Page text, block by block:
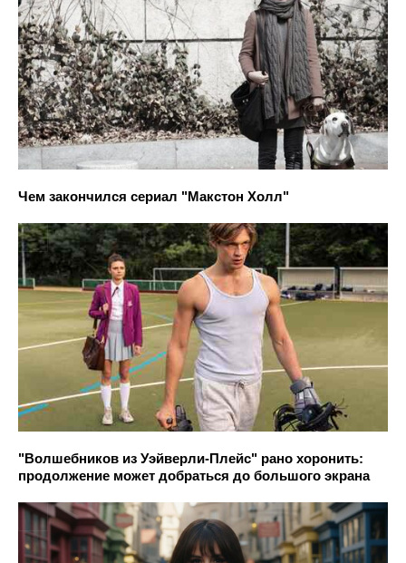
Чем закончился сериал "Макстон Холл"
"Волшебников из Уэйверли-Плейс" рано хоронить:
продолжение может добраться до большого экрана